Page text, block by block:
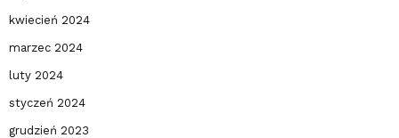
kwiecień 2024
marzec 2024
luty 2024
styczeń 2024
grudzień 2023